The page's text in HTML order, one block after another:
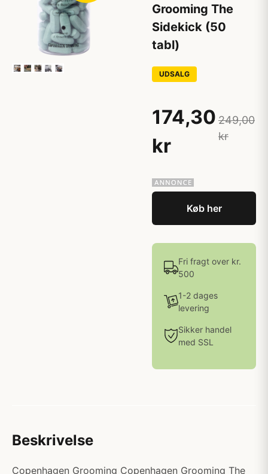
Grooming The
Sidekick (50
tabl)
UDSALG
174,30
kr
249,00
kr
Køb her
Fri fragt over kr.
500
1-2 dages
levering
Sikker handel
med SSL
Beskrivelse
Copenhagen Grooming Copenhagen Grooming The